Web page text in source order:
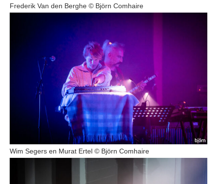
Frederik Van den Berghe © Björn Comhaire
Wim Segers en Murat Ertel © Björn Comhaire